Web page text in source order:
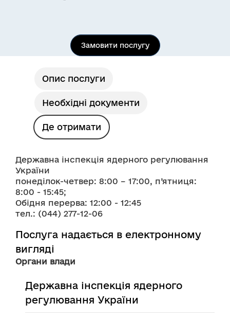
Замовити послугу
Опис послуги
Необхідні документи
Де отримати
Державна інспекція ядерного регулювання
України
понеділок-четвер: 8:00 – 17:00, п’ятниця:
8:00 - 15:45;
Обідня перерва: 12:00 - 12:45
тел.: (044) 277-12-06
Послуга надається в електронному
вигляді
Органи влади
Державна інспекція ядерного
регулювання України